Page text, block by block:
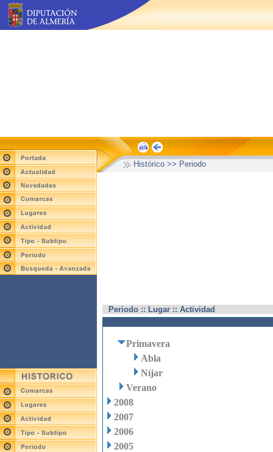
Histórico >> Periodo
Periodo :: Lugar :: Actividad
Primavera
Abla
Níjar
Verano
2008
2007
2006
2005